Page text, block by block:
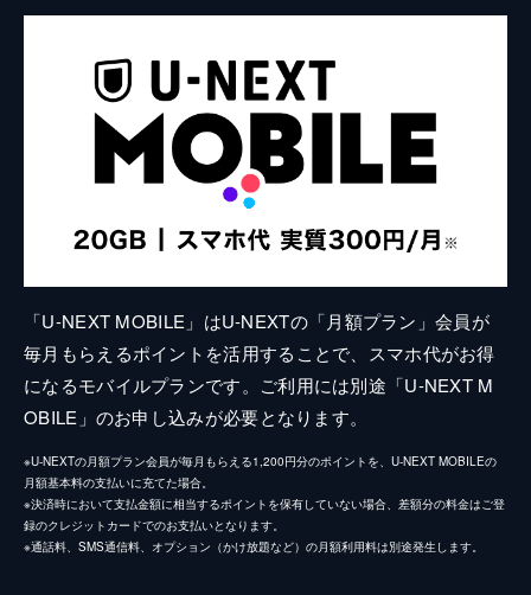
「U-NEXT MOBILE」はU-NEXTの「月額プラン」会員が
毎月もらえるポイントを活用することで、スマホ代がお得
になるモバイルプランです。ご利用には別途「U-NEXT M
OBILE」のお申し込みが必要となります。
※U-NEXTの月額プラン会員が毎月もらえる1,200円分のポイントを、U-NEXT MOBILEの
月額基本料の支払いに充てた場合。
※決済時において支払金額に相当するポイントを保有していない場合、差額分の料金はご登
録のクレジットカードでのお支払いとなります。
※通話料、SMS通信料、オプション（かけ放題など）の月額利用料は別途発生します。